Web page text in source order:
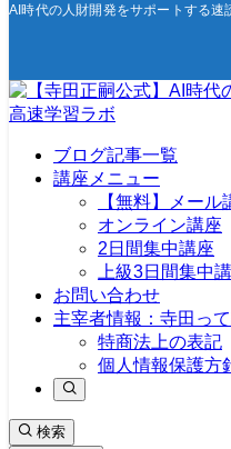
AI時代の人財開発をサポートする速
ブログ記事一覧
講座メニュー
【無料】メール
オンライン講座
2日間集中講座
上級3日間集中
お問い合わせ
主宰者情報：寺田っ
特商法上の表記
個人情報保護方
検索